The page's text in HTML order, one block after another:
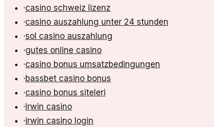
·casino schweiz lizenz
·casino auszahlung unter 24 stunden
·sol casino auszahlung
·gutes online casino
·casino bonus umsatzbedingungen
·bassbet casino bonus
·casino bonus siteleri
· Irwin casino
·irwin casino login